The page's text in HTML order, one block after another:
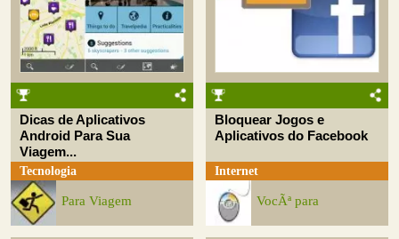
Dicas de Aplicativos
Android Para Sua
Viagem...
Tecnologia
Para Viagem
Bloquear Jogos e
Aplicativos do Facebook
Internet
VocÃª para